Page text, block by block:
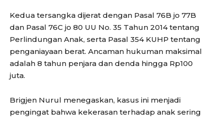
Kedua tersangka dijerat dengan Pasal 76B jo 77B
dan Pasal 76C jo 80 UU No. 35 Tahun 2014 tentang
Perlindungan Anak, serta Pasal 354 KUHP tentang
penganiayaan berat. Ancaman hukuman maksimal
adalah 8 tahun penjara dan denda hingga Rp100
juta.
Brigjen Nurul menegaskan, kasus ini menjadi
pengingat bahwa kekerasan terhadap anak sering